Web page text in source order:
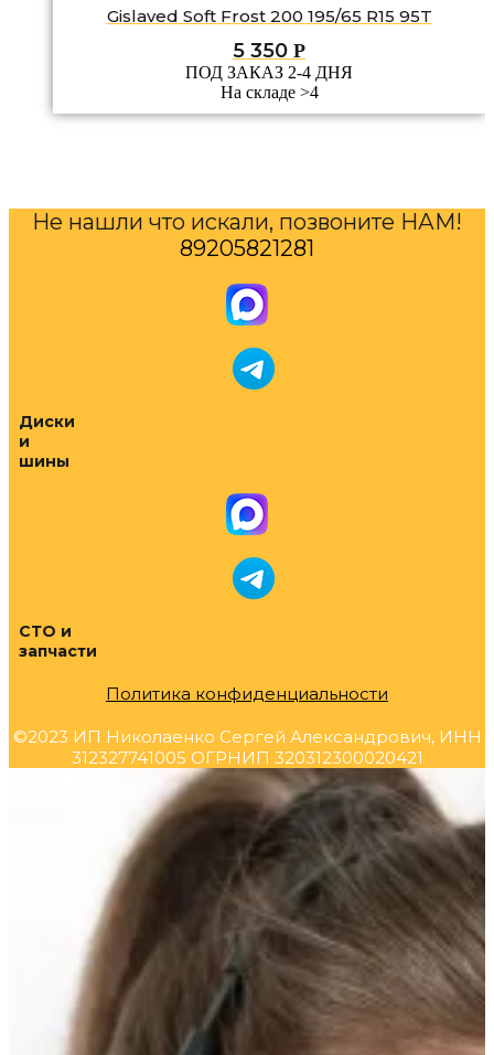
Gislaved Soft Frost 200 195/65 R15 95T
5 350 Р
ПОД ЗАКАЗ 2-4 ДНЯ
На складе >4
Не нашли что искали, позвоните НАМ!
89205821281
Диски
и
шины
СТО и
запчасти
Политика конфиденциальности
©2023 ИП Николаенко Сергей Александрович, ИНН
312327741005 ОГРНИП 320312300020421